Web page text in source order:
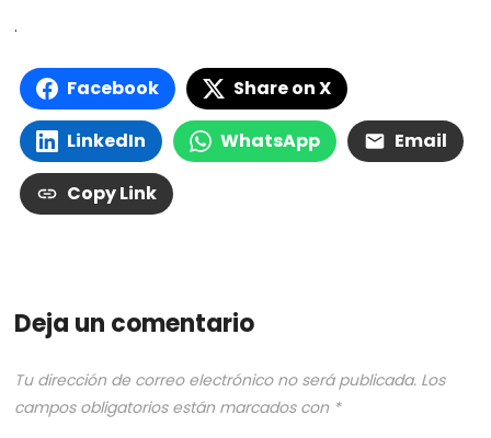
.
Facebook Share on X
LinkedIn WhatsApp Email
Copy Link
Deja un comentario
Tu dirección de correo electrónico no será publicada. Los
campos obligatorios están marcados con *